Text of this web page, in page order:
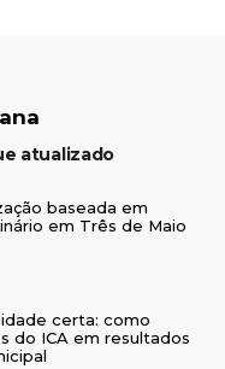
atualizado
baseada em
em Três de Maio
certa: como
do ICA em resultados